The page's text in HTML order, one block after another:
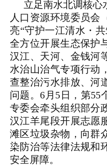
立足南水北调核心
人口资源环境委员会
亮“守护一江清水・
全方位开展生态保护
汉江、天河、金钱河
水治山治气专项行动
查整治污水排放、河
问题。6月5日，第55
专委会牵头组织部分
汉江羊尾段开展志愿
滩区垃圾杂物，向群
染防治等法律法规和
安全屏障。